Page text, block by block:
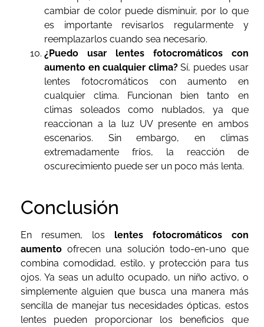
cambiar de color puede disminuir, por lo que
es importante revisarlos regularmente y
reemplazarlos cuando sea necesario.
¿Puedo usar lentes fotocromáticos con
aumento en cualquier clima?Sí, puedes usar
lentes fotocromáticos con aumento en
cualquier clima. Funcionan bien tanto en
climas soleados como nublados, ya que
reaccionan a la luz UV presente en ambos
escenarios. Sin embargo, en climas
extremadamente fríos, la reacción de
oscurecimiento puede ser un poco más lenta.
Conclusión
En resumen, los lentes fotocromáticos con
aumento ofrecen una solución todo-en-uno que
combina comodidad, estilo, y protección para tus
ojos. Ya seas un adulto ocupado, un niño activo, o
simplemente alguien que busca una manera más
sencilla de manejar tus necesidades ópticas, estos
lentes pueden proporcionar los beneficios que